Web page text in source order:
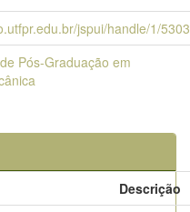
jspui/handle/1/5303
Pós-Graduação em
Descrição